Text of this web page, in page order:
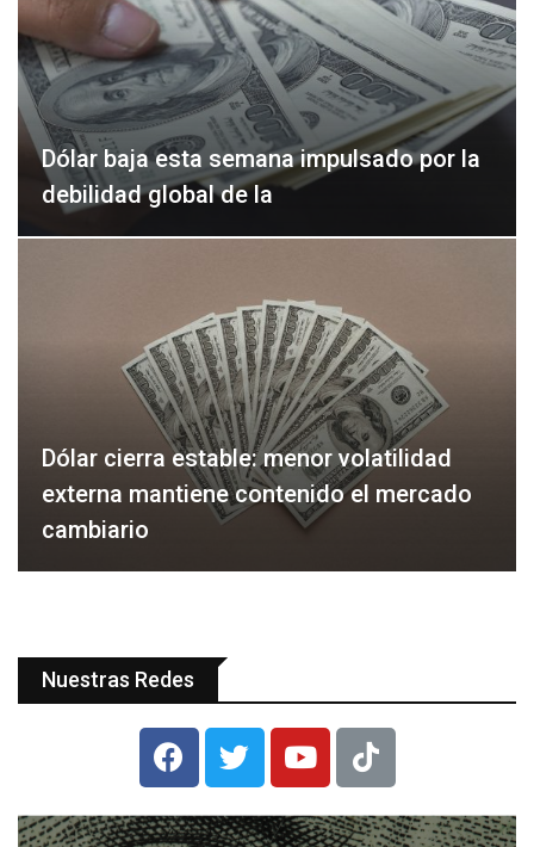
Dólar baja esta semana impulsado por la
debilidad global de la
Dólar cierra estable: menor volatilidad
externa mantiene contenido el mercado
cambiario
Nuestras Redes